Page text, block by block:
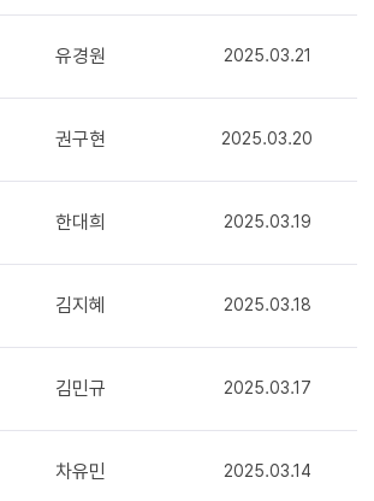
유경원 2025.03.21
권구현 2025.03.20
한대희 2025.03.19
김지혜 2025.03.18
김민규 2025.03.17
차유민 2025.03.14